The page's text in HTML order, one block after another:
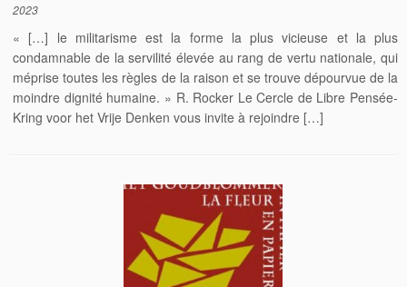
2023
« […] le militarisme est la forme la plus vicieuse et la plus
condamnable de la servilité élevée au rang de vertu nationale, qui
méprise toutes les règles de la raison et se trouve dépourvue de la
moindre dignité humaine. » R. Rocker Le Cercle de Libre Pensée-
Kring voor het Vrije Denken vous invite à rejoindre […]